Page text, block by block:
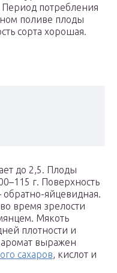
потребления
поливе плоды
сорта хорошая.
до 2,5. Плоды
г. Поверхность
яйцевидная.
время зрелости
Мякоть
плотности и
аромат выражен
сахаров, кислот и